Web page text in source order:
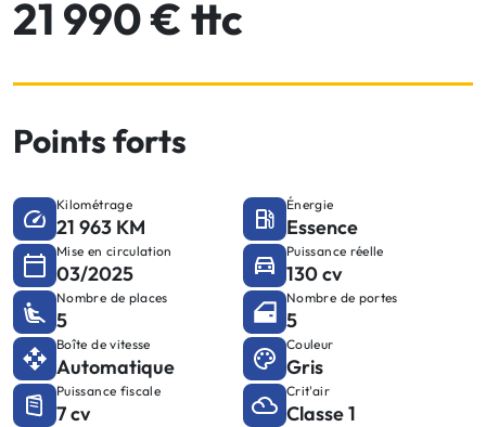
21 990 € ttc
Points forts
Kilométrage
21 963 KM
Énergie
Essence
Mise en circulation
03/2025
Puissance réelle
130 cv
Nombre de places
5
Nombre de portes
5
Boîte de vitesse
Automatique
Couleur
Gris
Puissance fiscale
7 cv
Crit'air
Classe 1